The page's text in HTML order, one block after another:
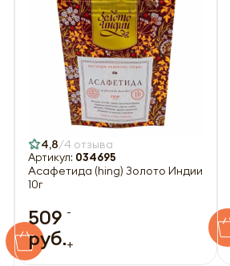
4,8 4 отзыва
Артикул: 034695
Асафетида (hing) Золото Индии
10г
509
руб.
-
+